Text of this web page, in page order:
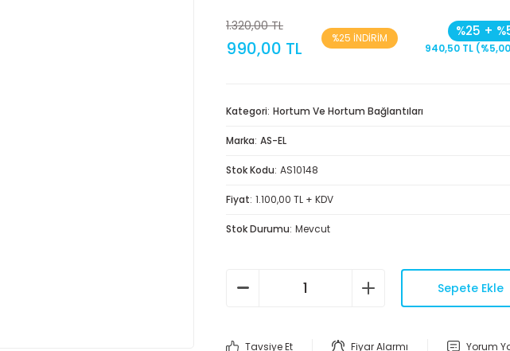
1.320,00 TL
990,00 TL %25 İNDİRİM %25 +
940,50 TL
Kategori Hortum Ve Hortum Bağlantıları
Marka AS-EL
Stok Kodu AS10148
Fiyat 1.100,00 TL + KDV
Stok Durumu Mevcut
Sepete Ekle
Tavsiye Et Fiyar Alarmı Yorum